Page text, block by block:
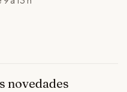
novedades